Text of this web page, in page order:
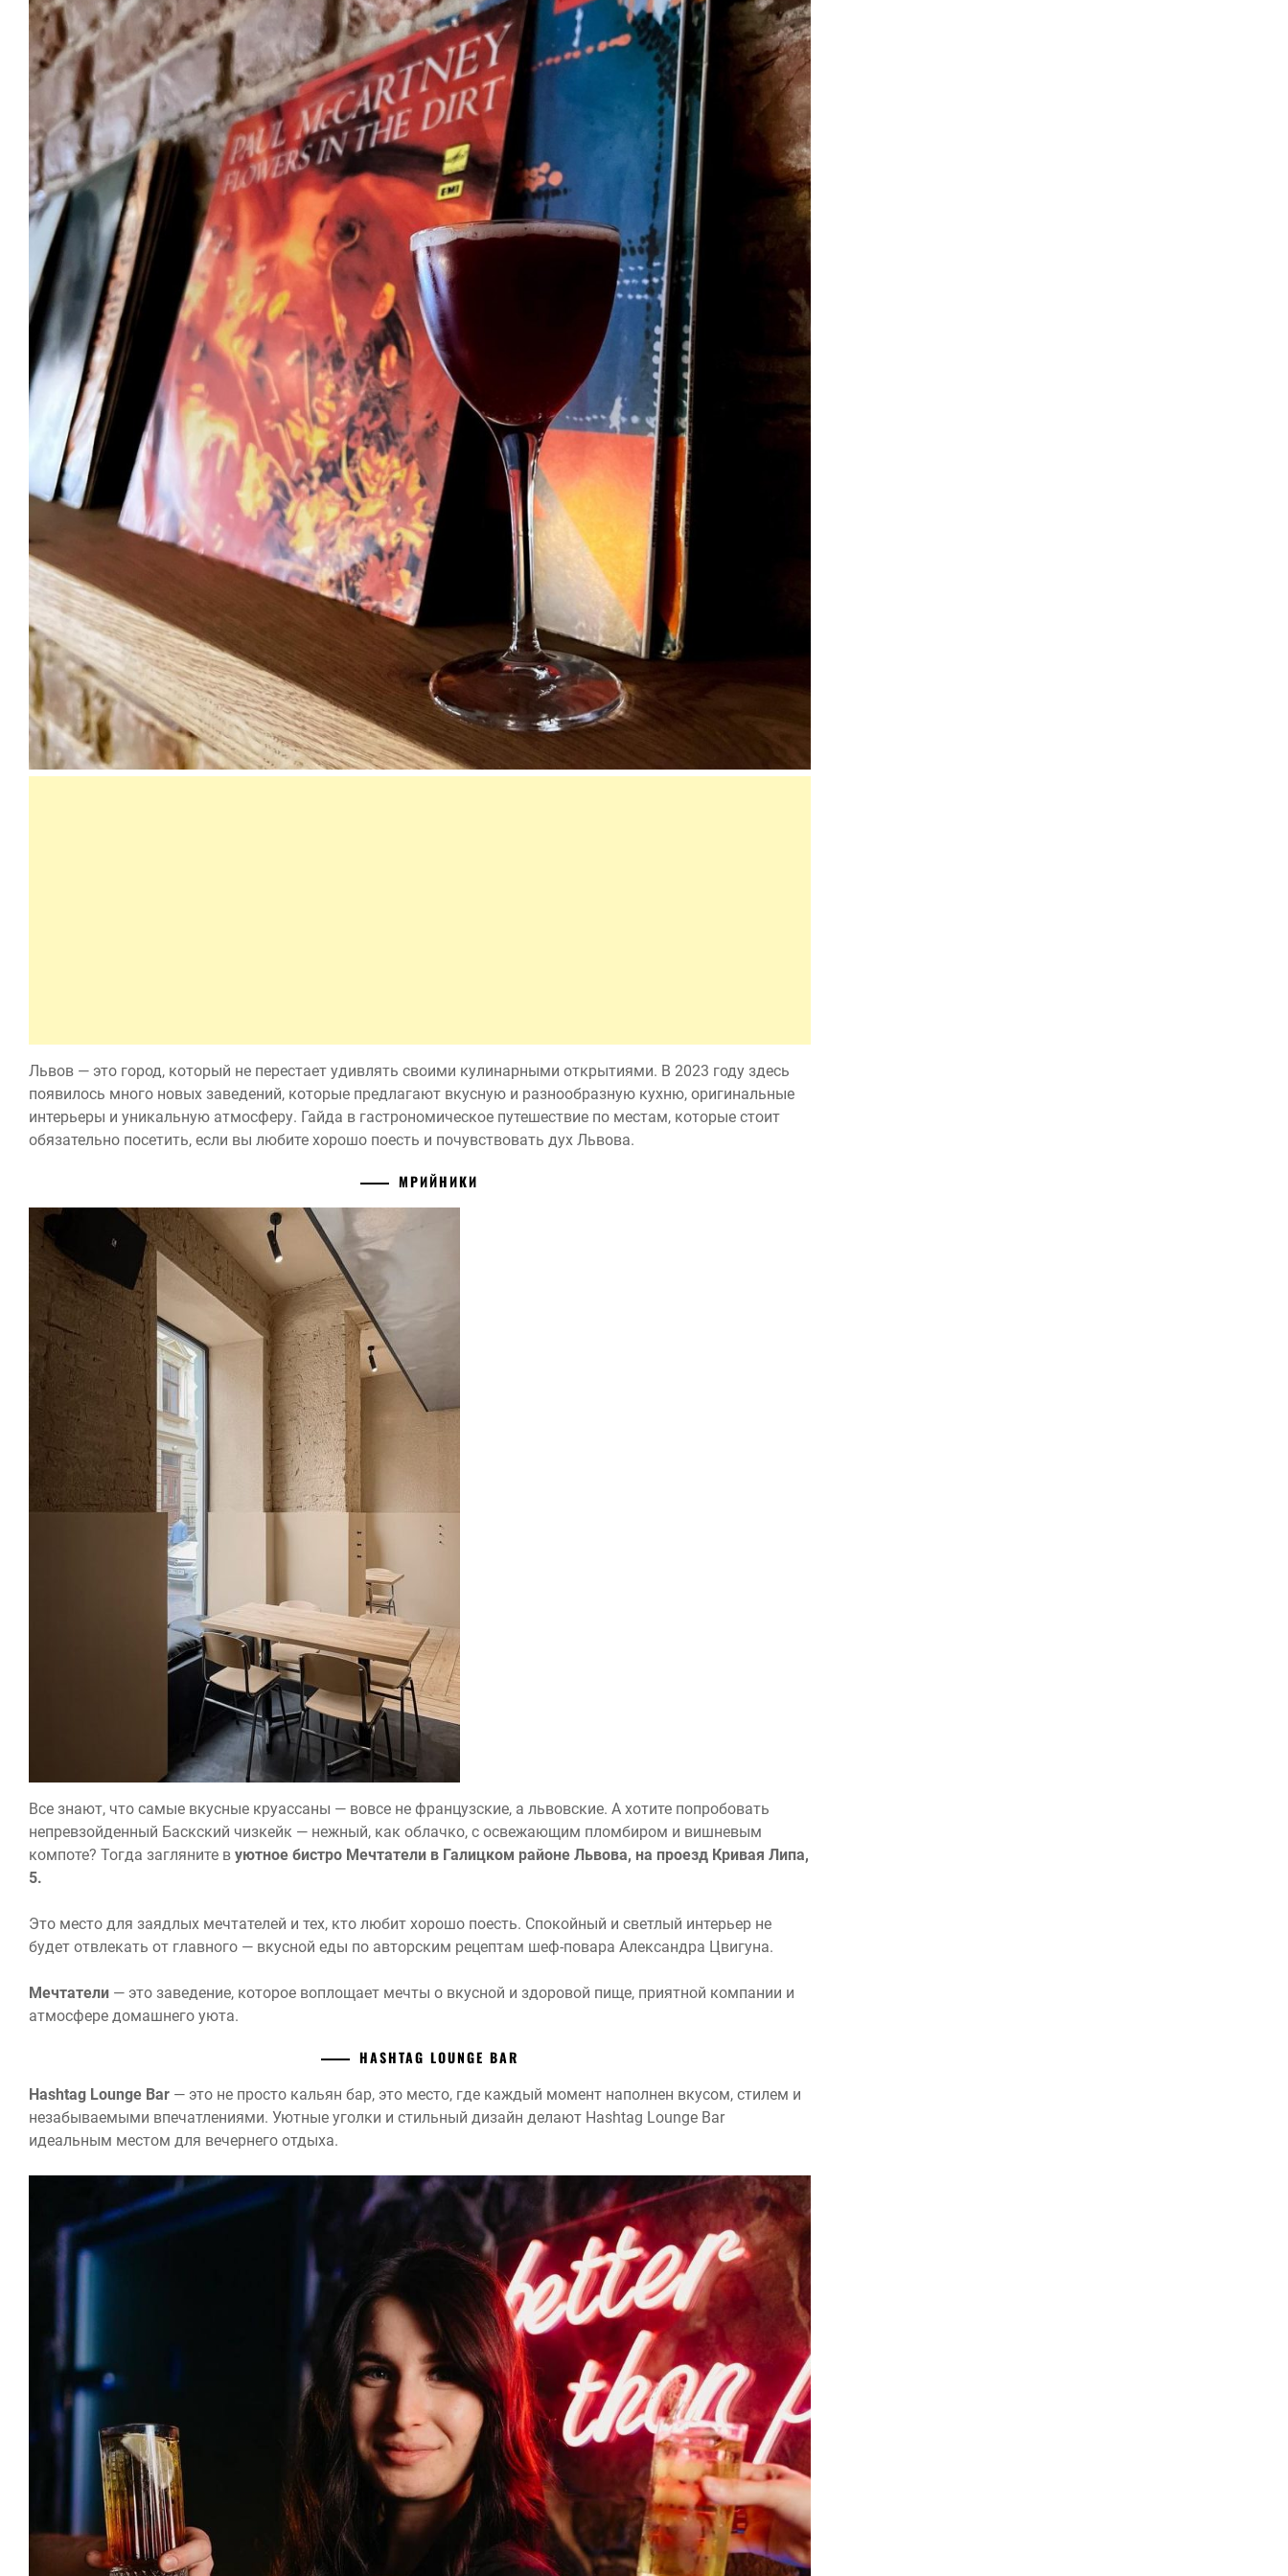
Львов — это город, который не перестает удивлять своими кулинарными открытиями. В 2023 году здесь
появилось много новых заведений, которые предлагают вкусную и разнообразную кухню, оригинальные
интерьеры и уникальную атмосферу. Гайда в гастрономическое путешествие по местам, которые стоит
обязательно посетить, если вы любите хорошо поесть и почувствовать дух Львова.
МРИЙНИКИ
Все знают, что самые вкусные круассаны — вовсе не французские, а львовские. А хотите попробовать
непревзойденный Баскский чизкейк — нежный, как облачко, с освежающим пломбиром и вишневым
компоте? Тогда загляните в уютное бистро Мечтатели в Галицком районе Львова, на проезд Кривая Липа,
5.
Это место для заядлых мечтателей и тех, кто любит хорошо поесть. Спокойный и светлый интерьер не
будет отвлекать от главного — вкусной еды по авторским рецептам шеф-повара Александра Цвигуна.
Мечтатели — это заведение, которое воплощает мечты о вкусной и здоровой пище, приятной компании и
атмосфере домашнего уюта.
HASHTAG LOUNGE BAR
Hashtag Lounge Bar — это не просто кальян бар, это место, где каждый момент наполнен вкусом, стилем и
незабываемыми впечатлениями. Уютные уголки и стильный дизайн делают Hashtag Lounge Bar
идеальным местом для вечернего отдыха.